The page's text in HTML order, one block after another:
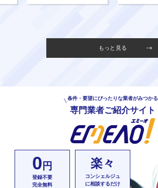
もっと見る
条件・要望にぴったりな業者がみつかる
専門業者ご紹介サイト
0 円
登録不要
完全無料
楽々
コンシェルジュ
に相談するだけ